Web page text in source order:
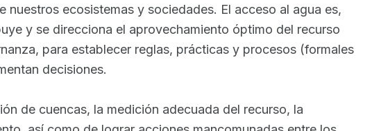
ecosistemas y sociedades. El acceso al agua es,
y se direcciona el aprovechamiento óptimo del recurso
para establecer reglas, prácticas y procesos (formales
decisiones.
de cuencas, la medición adecuada del recurso, la